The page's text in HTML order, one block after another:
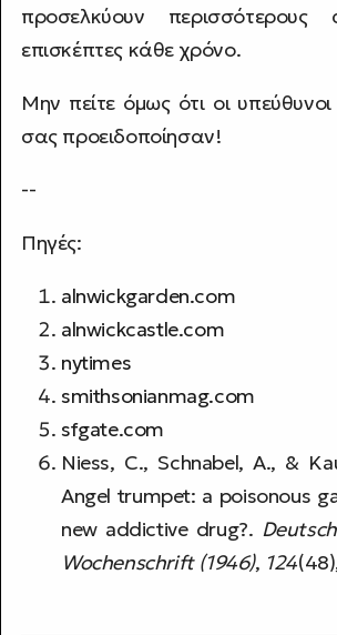
προσελκύουν
επισκέπτες κάθε χρόνο.
Μην πείτε όμως ότι οι
σας προειδοποίησαν!
--
Πηγές:
alnwickgarden.com
alnwickcastle.com
nytimes
smithsonianmag.com
sfgate.com
Niess, C., Schnabel, A., &
Angel trumpet: a poisonous
new addictive drug?.
Wochenschrift (1946), 124